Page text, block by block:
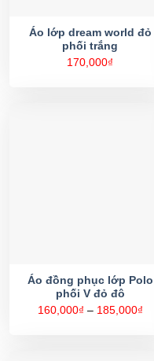
Áo lớp dream world đỏ
phối trắng
170,000₫
Áo đồng phục lớp Polo
phối V đỏ đô
160,000₫ – 185,000₫